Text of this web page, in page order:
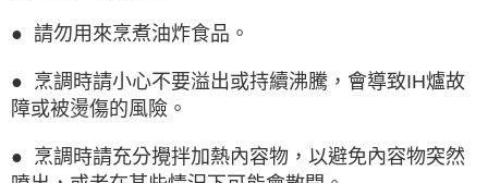
● 請勿用來烹煮油炸食品。
● 烹調時請小心不要溢出或持續沸騰，會導致IH爐故
障或被燙傷的風險。
● 烹調時請充分攪拌加熱內容物，以避免內容物突然